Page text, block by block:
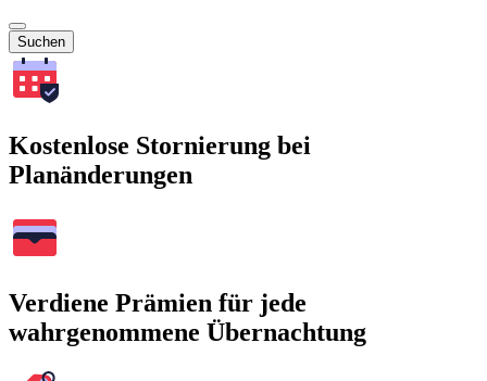
Suchen
Kostenlose Stornierung bei
Planänderungen
Verdiene Prämien für jede
wahrgenommene Übernachtung